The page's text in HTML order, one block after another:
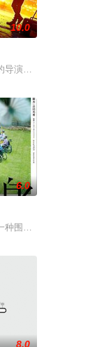
10.0
导演朱达仁萌生拍一部
6.0
种围绕“废用身”——因
8.0